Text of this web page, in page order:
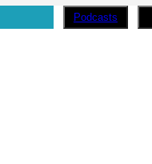
Podcasts